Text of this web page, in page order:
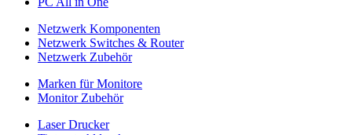
Netzwerk Komponenten
Netzwerk Switches & Router
Netzwerk Zubehör
Marken für Monitore
Monitor Zubehör
Laser Drucker